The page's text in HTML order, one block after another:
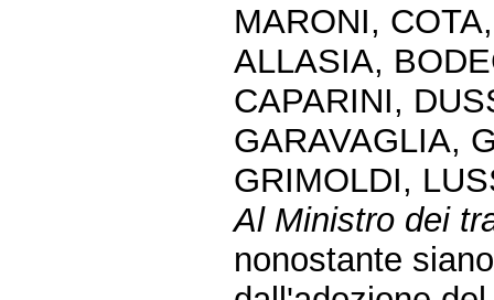
MARONI,
ALLASIA,
CAPARINI,
GARAVAGLIA,
GRIMOLDI,
Al Ministro dei
nonostante